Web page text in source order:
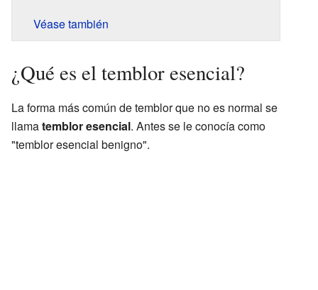
Véase también
¿Qué es el temblor esencial?
La forma más común de temblor que no es normal se
llamatemblor esencial. Antes se le conocía como
"temblor esencial benigno".